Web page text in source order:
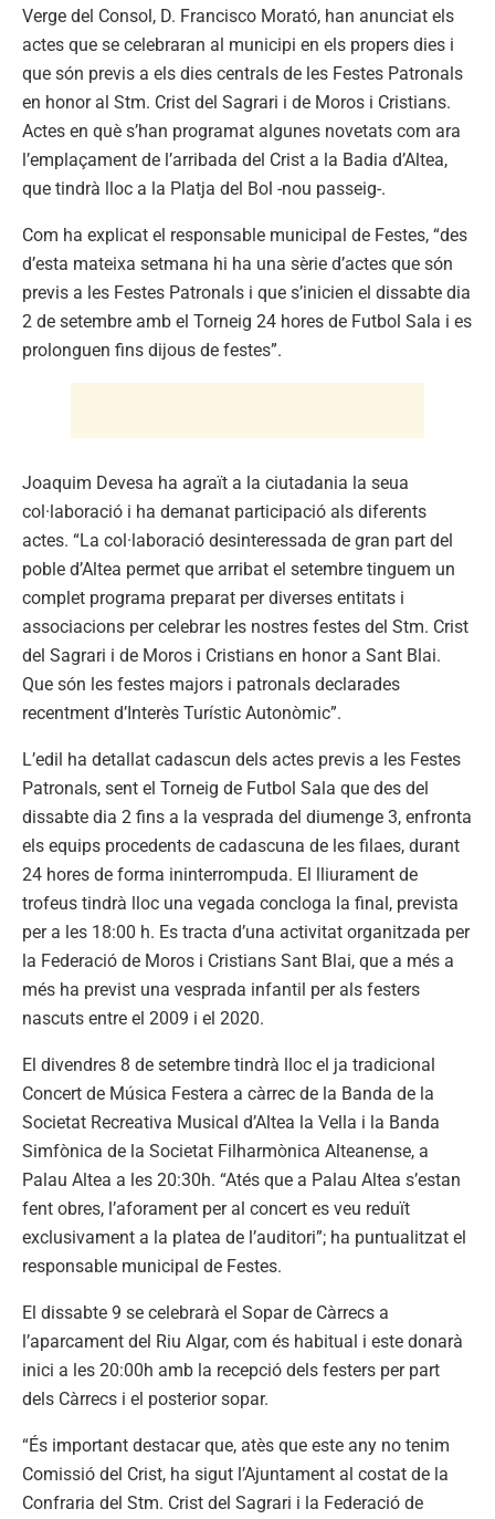
Verge del Consol, D. Francisco Morató, han anunciat els
actes que se celebraran al municipi en els propers dies i
que són previs a els dies centrals de les Festes Patronals
en honor al Stm. Crist del Sagrari i de Moros i Cristians.
Actes en què s’han programat algunes novetats com ara
l’emplaçament de l’arribada del Crist a la Badia d’Altea,
que tindrà lloc a la Platja del Bol -nou passeig-.
Com ha explicat el responsable municipal de Festes, “des
d’esta mateixa setmana hi ha una sèrie d’actes que són
previs a les Festes Patronals i que s’inicien el dissabte dia
2 de setembre amb el Torneig 24 hores de Futbol Sala i es
prolonguen fins dijous de festes”.
Joaquim Devesa ha agraït a la ciutadania la seua
col·laboració i ha demanat participació als diferents
actes. “La col·laboració desinteressada de gran part del
poble d’Altea permet que arribat el setembre tinguem un
complet programa preparat per diverses entitats i
associacions per celebrar les nostres festes del Stm. Crist
del Sagrari i de Moros i Cristians en honor a Sant Blai.
Que són les festes majors i patronals declarades
recentment d’Interès Turístic Autonòmic”.
L’edil ha detallat cadascun dels actes previs a les Festes
Patronals, sent el Torneig de Futbol Sala que des del
dissabte dia 2 fins a la vesprada del diumenge 3, enfronta
els equips procedents de cadascuna de les filaes, durant
24 hores de forma ininterrompuda. El lliurament de
trofeus tindrà lloc una vegada concloga la final, prevista
per a les 18:00 h. Es tracta d’una activitat organitzada per
la Federació de Moros i Cristians Sant Blai, que a més a
més ha previst una vesprada infantil per als festers
nascuts entre el 2009 i el 2020.
El divendres 8 de setembre tindrà lloc el ja tradicional
Concert de Música Festera a càrrec de la Banda de la
Societat Recreativa Musical d’Altea la Vella i la Banda
Simfònica de la Societat Filharmònica Alteanense, a
Palau Altea a les 20:30h. “Atés que a Palau Altea s’estan
fent obres, l’aforament per al concert es veu reduït
exclusivament a la platea de l’auditori”; ha puntualitzat el
responsable municipal de Festes.
El dissabte 9 se celebrarà el Sopar de Càrrecs a
l’aparcament del Riu Algar, com és habitual i este donarà
inici a les 20:00h amb la recepció dels festers per part
dels Càrrecs i el posterior sopar.
“És important destacar que, atès que este any no tenim
Comissió del Crist, ha sigut l’Ajuntament al costat de la
Confraria del Stm. Crist del Sagrari i la Federació de